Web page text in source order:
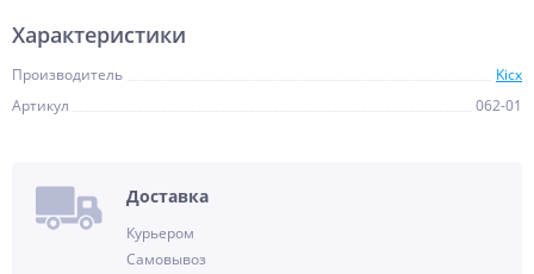
Характеристики
Производитель
Kicx
Артикул
062-01
Доставка
Курьером
Самовывоз